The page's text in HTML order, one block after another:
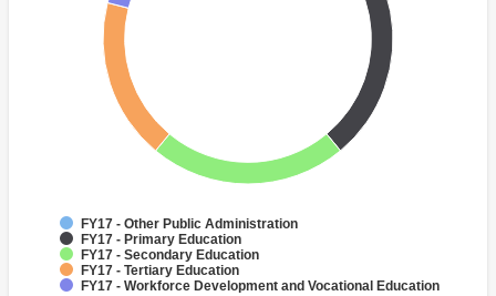
FY17 - Other Public Administration
FY17 - Primary Education
FY17 - Secondary Education
FY17 - Tertiary Education
FY17 - Workforce Development and Vocational Education